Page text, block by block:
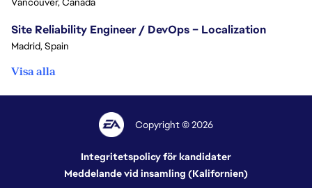
Site Reliability Engineer / DevOps – Localization
Madrid, Spain
Visa alla
Copyright © 2026
Integritetspolicy för kandidater
Meddelande vid insamling (Kalifornien)